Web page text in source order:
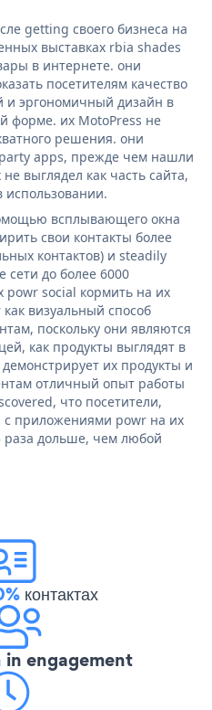
getting своего бизнеса на
выставках rbia shades
в интернете. они
посетителям качество
и эргономичный дизайн в
форме. их MotoPress не
решения. они
apps, прежде чем нашли
выглядел как часть сайта,
всплывающего окна
свои контакты более
контактов) и steadily
до более 6000
social кормить на их
визуальный способ
поскольку они являются
как продукты выглядят в
их продукты и
отличный опыт работы
что посетители,
с приложениями powr на их
раза дольше, чем любой
контактах
in engagement